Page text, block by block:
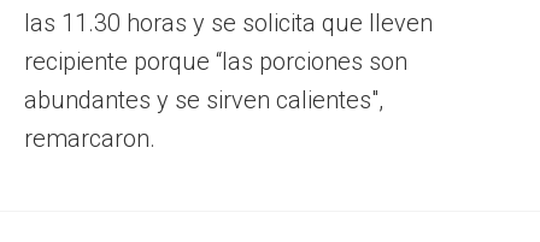
las 11.30 horas y se solicita que lleven
recipiente porque “las porciones son
abundantes y se sirven calientes",
remarcaron.